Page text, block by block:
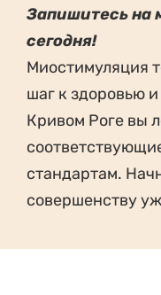
Запишитесь на
сегодня!
Миостимуляция
шаг к здоровью
Кривом Роге вы
стандартам.
совершенству